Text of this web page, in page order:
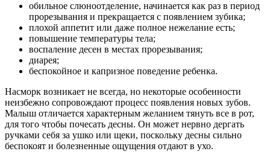
обильное слюноотделение, начинается как раз в период
прорезывания и прекращается с появлением зубика;
плохой аппетит или даже полное нежелание есть;
повышение температуры тела;
воспаление десен в местах прорезывания;
диарея;
беспокойное и капризное поведение ребенка.
Насморк возникает не всегда, но некоторые особенности
неизбежно сопровождают процесс появления новых зубов.
Малыш отличается характерным желанием тянуть все в рот,
для того чтобы почесать десны. Он может нервно дергать
ручками себя за ушко или щеки, поскольку десны сильно
беспокоят и болезненные ощущения отдают в ухо.